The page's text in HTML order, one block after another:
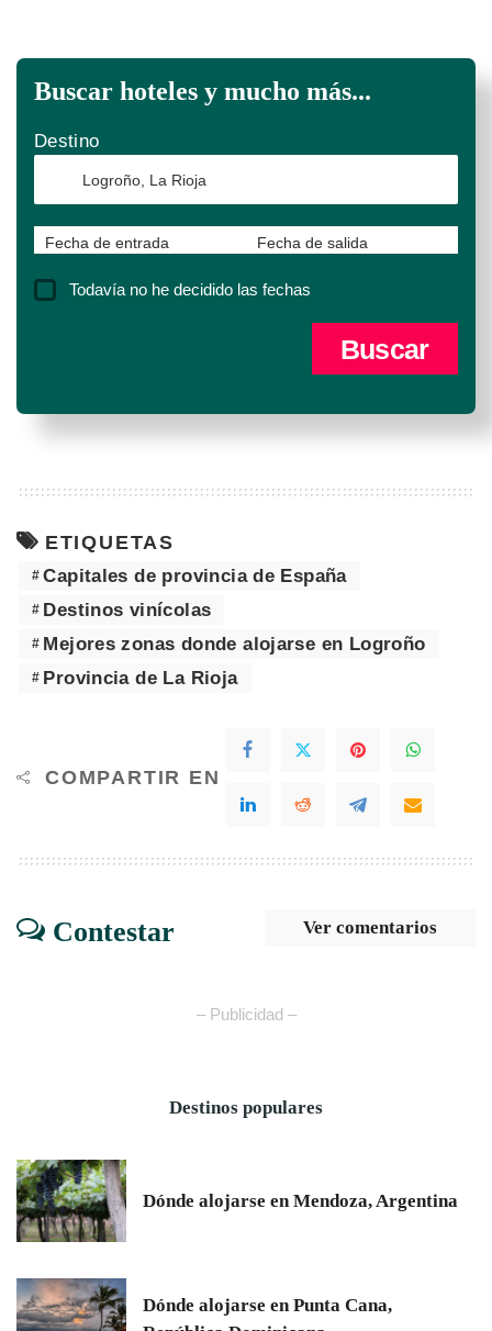
Buscar hoteles y mucho más...
Destino
Fecha de entrada Fecha de salida
Todavía no he decidido las fechas
ETIQUETAS
Capitales de provincia de España
Destinos vinícolas
Mejores zonas donde alojarse en Logroño
Provincia de La Rioja
COMPARTIR EN
Contestar Ver comentarios
– Publicidad –
Destinos populares
Dónde alojarse en Mendoza, Argentina
Dónde alojarse en Punta Cana,